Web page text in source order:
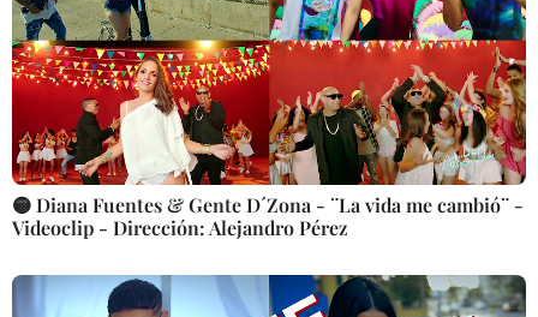
🟡 Diana Fuentes & Gente D´Zona - ¨La vida me cambió¨ -
Videoclip - Dirección: Alejandro Pérez